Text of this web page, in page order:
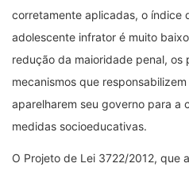
corretamente aplicadas, o índice
adolescente infrator é muito
redução da maioridade penal, os
mecanismos que
aparelharem seu governo para a
medidas socioeducativas.
O Projeto de Lei 3722/2012, que